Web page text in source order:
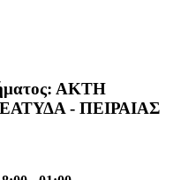
ΑΚΤΗ
- ΠΕΙΡΑΙΑΣ